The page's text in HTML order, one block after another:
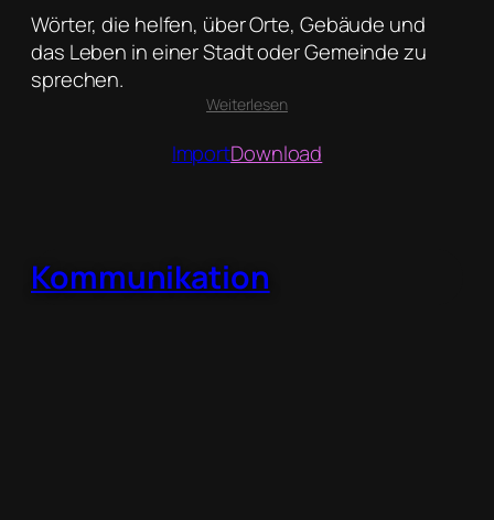
Wörter, die helfen, über Orte, Gebäude und
das Leben in einer Stadt oder Gemeinde zu
sprechen.
Weiterlesen:
ImportDownload
Kommunikation